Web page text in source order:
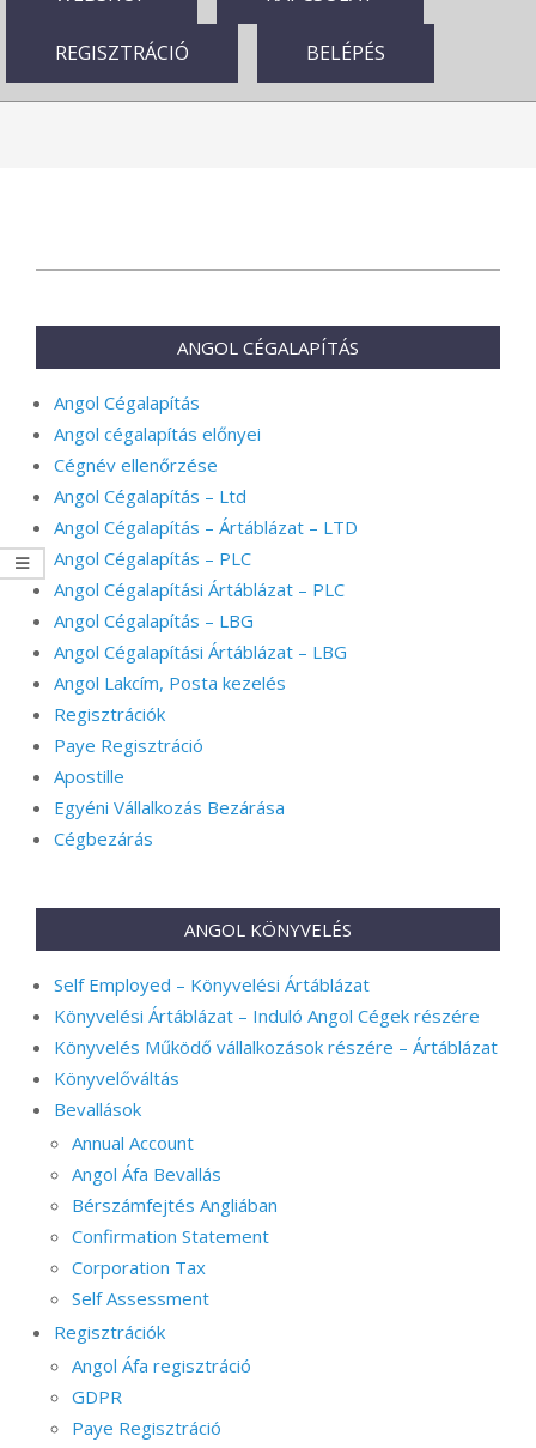
REGISZTRÁCIÓ BELÉPÉS
ANGOL CÉGALAPÍTÁS
Angol Cégalapítás
Angol cégalapítás előnyei
Cégnév ellenőrzése
Angol Cégalapítás – Ltd
Angol Cégalapítás – Ártáblázat – LTD
Angol Cégalapítás – PLC
Angol Cégalapítási Ártáblázat – PLC
Angol Cégalapítás – LBG
Angol Cégalapítási Ártáblázat – LBG
Angol Lakcím, Posta kezelés
Regisztrációk
Paye Regisztráció
Apostille
Egyéni Vállalkozás Bezárása
Cégbezárás
ANGOL KÖNYVELÉS
Self Employed – Könyvelési Ártáblázat
Könyvelési Ártáblázat – Induló Angol Cégek részére
Könyvelés Működő vállalkozások részére – Ártáblázat
Könyvelőváltás
Bevallások
Annual Account
Angol Áfa Bevallás
Bérszámfejtés Angliában
Confirmation Statement
Corporation Tax
Self Assessment
Regisztrációk
Angol Áfa regisztráció
GDPR
Paye Regisztráció